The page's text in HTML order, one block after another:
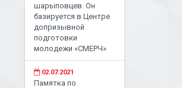
шарыповцев. Он
базируется в Центре
допризывной
подготовки
молодежи «СМЕРЧ»
02.07.2021
Памятка по